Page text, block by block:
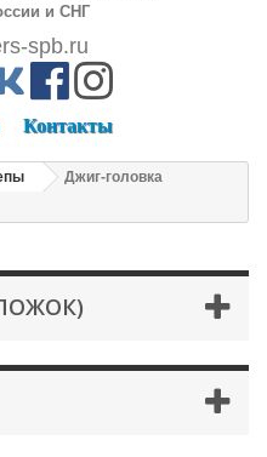
и СНГ
spb.ru
Контакты
Джиг-головка